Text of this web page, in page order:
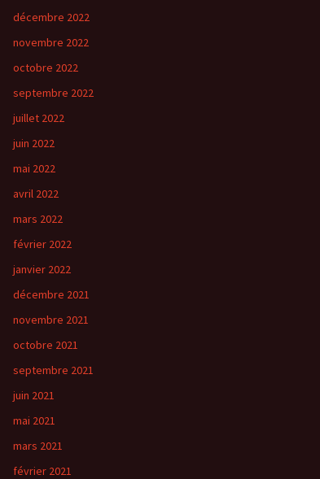
décembre 2022
novembre 2022
octobre 2022
septembre 2022
juillet 2022
juin 2022
mai 2022
avril 2022
mars 2022
février 2022
janvier 2022
décembre 2021
novembre 2021
octobre 2021
septembre 2021
juin 2021
mai 2021
mars 2021
février 2021